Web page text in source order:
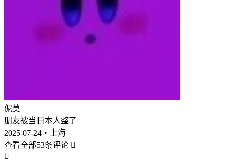
伲莫
朋友被当日本人整了
2025-07-24・上海
查看全部53条评论 
